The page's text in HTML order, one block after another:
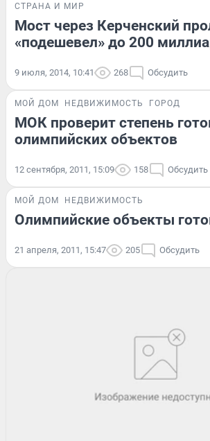
СТРАНА И МИР
Мост через Керченский
«подешевел» до 200
9 июля, 2014, 10:41 268 Обсудить
МОЙ ДОМ НЕДВИЖИМОСТЬ ГОРОД
МОК проверит степень
олимпийских объектов
12 сентября, 2011, 15:09 158 Обсудить
МОЙ ДОМ НЕДВИЖИМОСТЬ
Олимпийские объекты
21 апреля, 2011, 15:47 205 Обсудить